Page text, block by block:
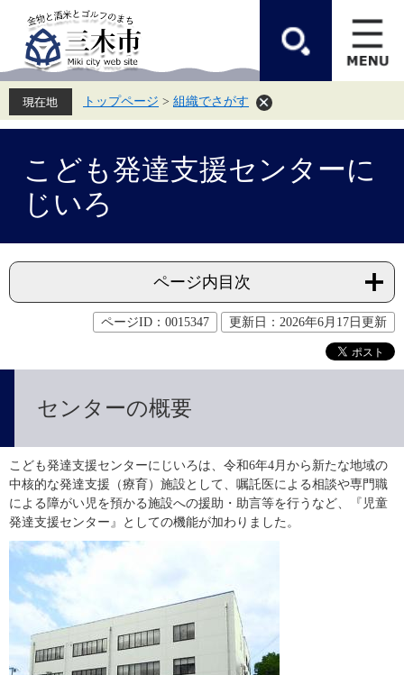
先
頭
す。
を
飛
し
トップページ > 組織でさがす
こども発達支援センターに
じいろ
ページ内目次
ページID：0015347 更新日：2026年6月17日更新
センターの概要
こども発達支援センターにじいろは、令和6年4月から新たな地域の
中核的な発達支援（療育）施設として、嘱託医による相談や専門職
による障がい児を預かる施設への援助・助言等を行うなど、『児童
発達支援センター』としての機能が加わりました。